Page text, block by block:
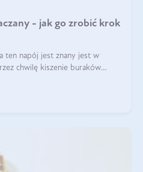
- jak go zrobić krok
ten napój jest znany jest w
chwilę kiszenie buraków